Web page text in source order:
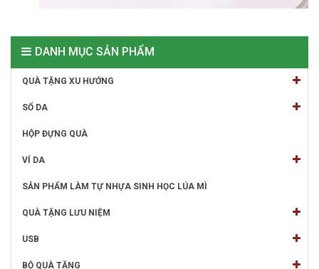
DANH MỤC SẢN PHẨM
QUÀ TẶNG XU HƯỚNG
SỔ DA
HỘP ĐỰNG QUÀ
VÍ DA
SẢN PHẨM LÀM TỰ NHỰA SINH HỌC LÚA MÌ
QUÀ TẶNG LƯU NIỆM
USB
BỘ QUÀ TẶNG